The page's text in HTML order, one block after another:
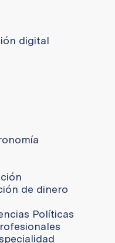
digital
de dinero
Políticas